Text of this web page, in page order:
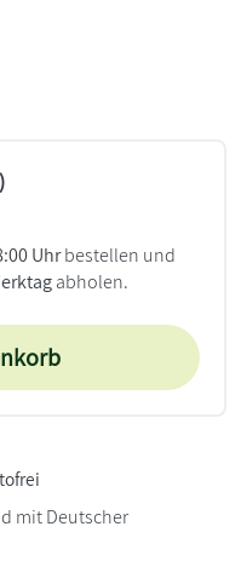
Uhrbestellen und
abholen.
mit Deutscher